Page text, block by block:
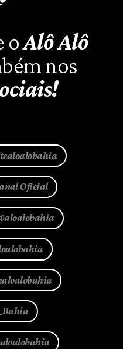
oAlô Alô
nos
Oficial